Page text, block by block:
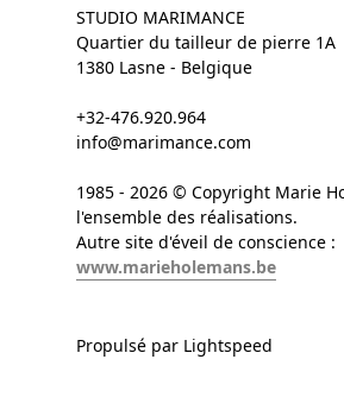
STUDIO MARIMANCE
Quartier du tailleur de pierre 1A
1380 Lasne - Belgique
+32-476.920.964
info@marimance.com
1985 - 2026 © Copyright Marie
l'ensemble des réalisations.
Autre site d'éveil de conscience :
www.marieholemans.be
Propulsé par Lightspeed